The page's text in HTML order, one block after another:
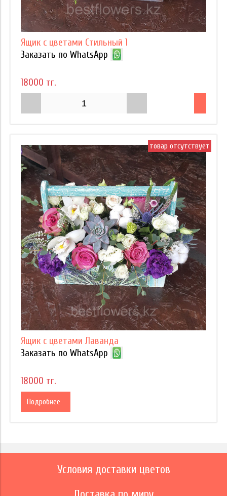
Ящик с цветами Стильный 1
Заказать по WhatsApp
18000 тг.
товар отсутствует
Ящик с цветами Лаванда
Заказать по WhatsApp
18000 тг.
Подробнее
Условия доставки цветов